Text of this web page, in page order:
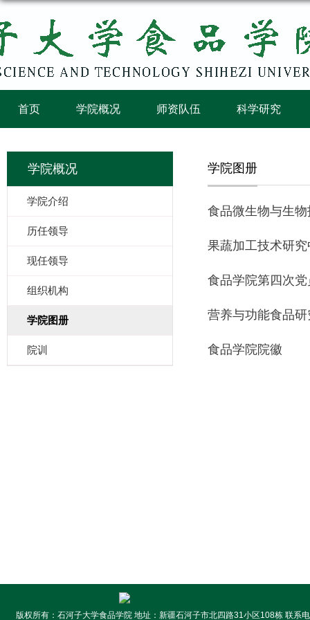
首页 学院概况 师资队伍 科学研究
学院概况
学院介绍
历任领导
现任领导
组织机构
学院图册
院训
学院图册
食品微生物与生
果蔬加工技术研
食品学院第四次
营养与功能食品
食品学院院徽
版权所有：石河子大学食品学院 地址：新疆石河子市北四路31小区108栋 联系